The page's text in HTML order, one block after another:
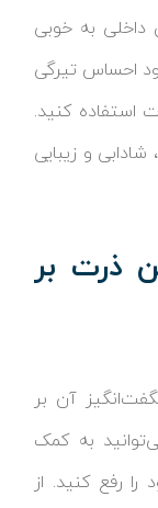
داخلی به خوبی
احساس تیرگی
استفاده کنید.
این روغن به دلیل دارا بودن ویتامین E، شادابی و زیبایی
ذرت بر
آن بر
به کمک
رفع کنید. از